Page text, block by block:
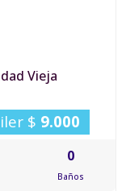
Vieja
$ 9.000
0
Baños